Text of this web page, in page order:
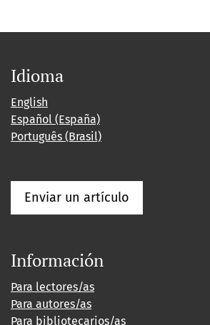
Idioma
English
Español (España)
Português (Brasil)
Enviar un artículo
Información
Para lectores/as
Para autores/as
Para bibliotecarios/as